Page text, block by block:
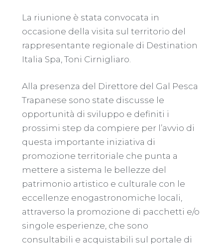
La riunione è stata convocata in
occasione della visita sul territorio del
rappresentante regionale di Destination
Italia Spa, Toni Cirnigliaro.
Alla presenza del Direttore del Gal Pesca
Trapanese sono state discusse le
opportunità di sviluppo e definiti i
prossimi step da compiere per l’avvio di
questa importante iniziativa di
promozione territoriale che punta a
mettere a sistema le bellezze del
patrimonio artistico e culturale con le
eccellenze enogastronomiche locali,
attraverso la promozione di pacchetti e/o
singole esperienze, che sono
consultabili e acquistabili sul portale di